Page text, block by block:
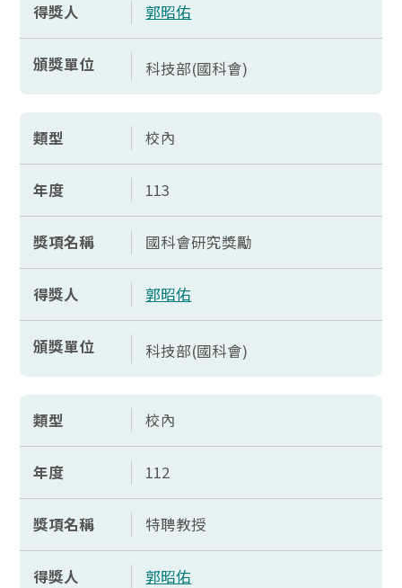
得獎人 郭昭佑
頒獎單位 科技部(國科會)
類型 校內
年度 113
獎項名稱 國科會研究獎勵
得獎人 郭昭佑
頒獎單位 科技部(國科會)
類型 校內
年度 112
獎項名稱 特聘教授
得獎人 郭昭佑